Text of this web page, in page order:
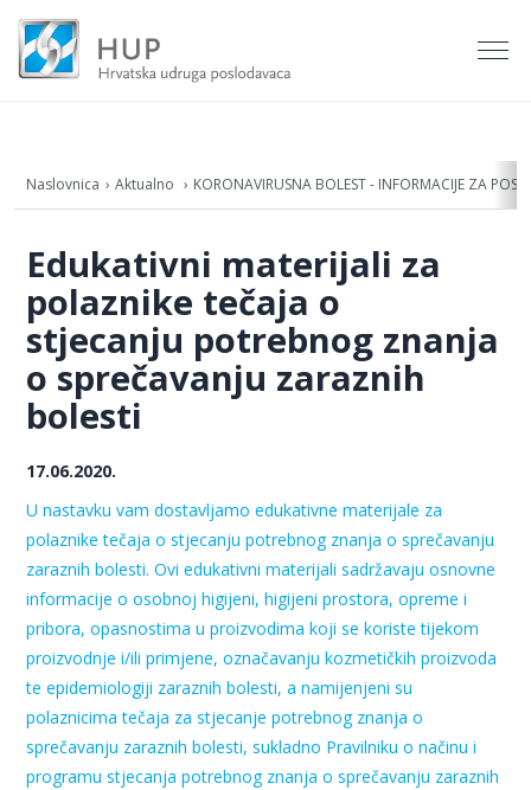
Naslovnica Aktualno KORONAVIRUSNA BOLEST - INFORMACIJE ZA
Edukativni materijali za
polaznike tečaja o
stjecanju potrebnog znanja
o sprečavanju zaraznih
bolesti
17.06.2020.
U nastavku vam dostavljamo edukativne materijale za
polaznike tečaja o stjecanju potrebnog znanja o sprečavanju
zaraznih bolesti. Ovi edukativni materijali sadržavaju osnovne
informacije o osobnoj higijeni, higijeni prostora, opreme i
pribora, opasnostima u proizvodima koji se koriste tijekom
proizvodnje i/ili primjene, označavanju kozmetičkih proizvoda
te epidemiologiji zaraznih bolesti, a namijenjeni su
polaznicima tečaja za stjecanje potrebnog znanja o
sprečavanju zaraznih bolesti, sukladno Pravilniku o načinu i
programu stjecanja potrebnog znanja o sprečavanju zaraznih